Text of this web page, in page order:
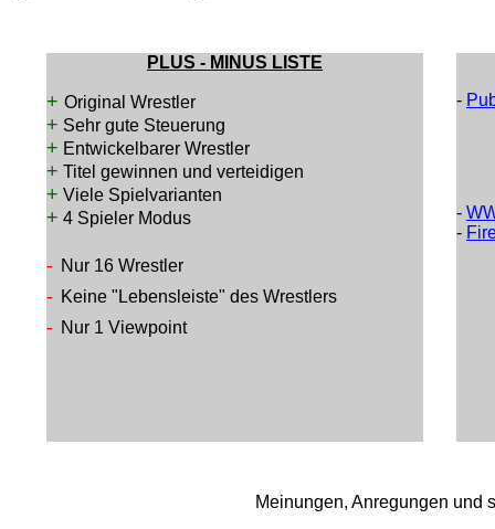
PLUS - MINUS LISTE
+ Original Wrestler
+ Sehr gute Steuerung
+ Entwickelbarer Wrestler
+ Titel gewinnen und verteidigen
+ Viele Spielvarianten
+ 4 Spieler Modus
- Nur 16 Wrestler
- Keine "Lebensleiste" des Wrestlers
- Nur 1 Viewpoint
-
-
-
Meinungen, Anregungen und